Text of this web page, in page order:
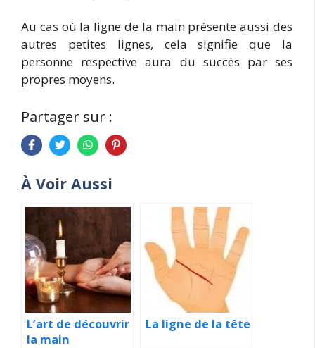
Au cas où la ligne de la main présente aussi des
autres petites lignes, cela signifie que la
personne respective aura du succès par ses
propres moyens.
Partager sur :
À Voir Aussi
L’art de découvrir
la main
La ligne de la tête